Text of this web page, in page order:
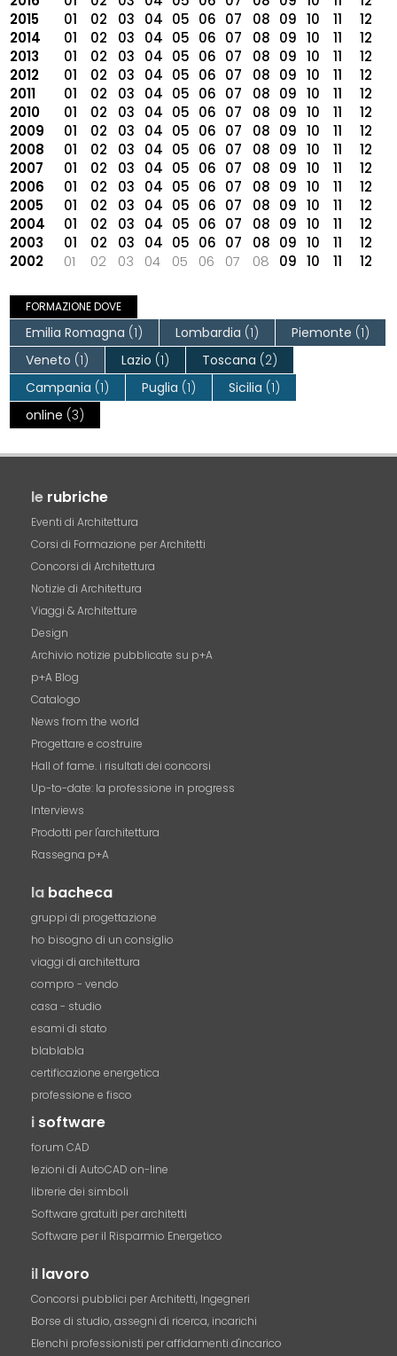
2015
01 02 03 04 05 06 07 08 09 10 11
12
2014
01 02 03 04 05 06 07 08 09 10 11
12
2013
01 02 03 04 05 06 07 08 09 10 11
12
2012
01 02 03 04 05 06 07 08 09 10 11
12
2011
01 02 03 04 05 06 07 08 09 10 11
12
2010
01 02 03 04 05 06 07 08 09 10 11
12
2009
01 02 03 04 05 06 07 08 09 10 11
12
2008
01 02 03 04 05 06 07 08 09 10 11
12
2007
01 02 03 04 05 06 07 08 09 10 11
12
2006
01 02 03 04 05 06 07 08 09 10 11
12
2005
01 02 03 04 05 06 07 08 09 10 11
12
2004
01 02 03 04 05 06 07 08 09 10 11
12
2003
01 02 03 04 05 06 07 08 09 10 11
12
2002
01 02 03 04 05 06 07 08 09 10 11 12
FORMAZIONE DOVE
Emilia Romagna (1) Lombardia (1) Piemonte (1)
Veneto (1) Lazio (1) Toscana (2)
Campania (1) Puglia (1) Sicilia (1)
online (3)
le rubriche
Eventi di Architettura
Corsi di Formazione per Architetti
Concorsi di Architettura
Notizie di Architettura
Viaggi & Architetture
Design
Archivio notizie pubblicate su p+A
p+A Blog
Catalogo
News from the world
Progettare e costruire
Hall of fame. i risultati dei concorsi
Up-to-date: la professione in progress
Interviews
Prodotti per l'architettura
Rassegna p+A
la bacheca
gruppi di progettazione
ho bisogno di un consiglio
viaggi di architettura
compro - vendo
casa - studio
esami di stato
blablabla
certificazione energetica
professione e fisco
i software
forum CAD
lezioni di AutoCAD on-line
librerie dei simboli
Software gratuiti per architetti
Software per il Risparmio Energetico
il lavoro
Concorsi pubblici per Architetti, Ingegneri
Borse di studio, assegni di ricerca, incarichi
Elenchi professionisti per affidamenti d'incarico